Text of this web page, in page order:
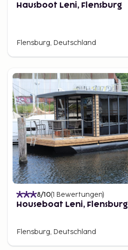
Hausboot Leni, Flensburg
Flensburg, Deutschland
8/10(1 Bewertungen)
Houseboat Leni, Flensburg
Flensburg, Deutschland